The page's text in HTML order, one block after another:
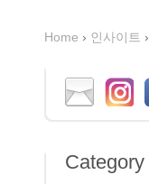
Home › 인사이트 ›
Category